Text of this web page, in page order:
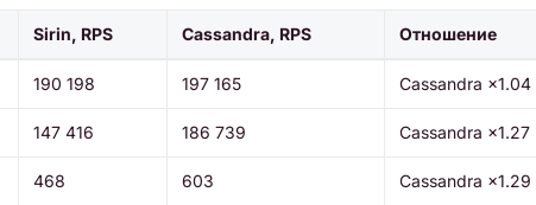
Sirin, RPS Cassandra, RPS Отношение
190 198 197 165 Cassandra ×1.04
147 416 186 739 Cassandra ×1.27
468 603 Cassandra ×1.29